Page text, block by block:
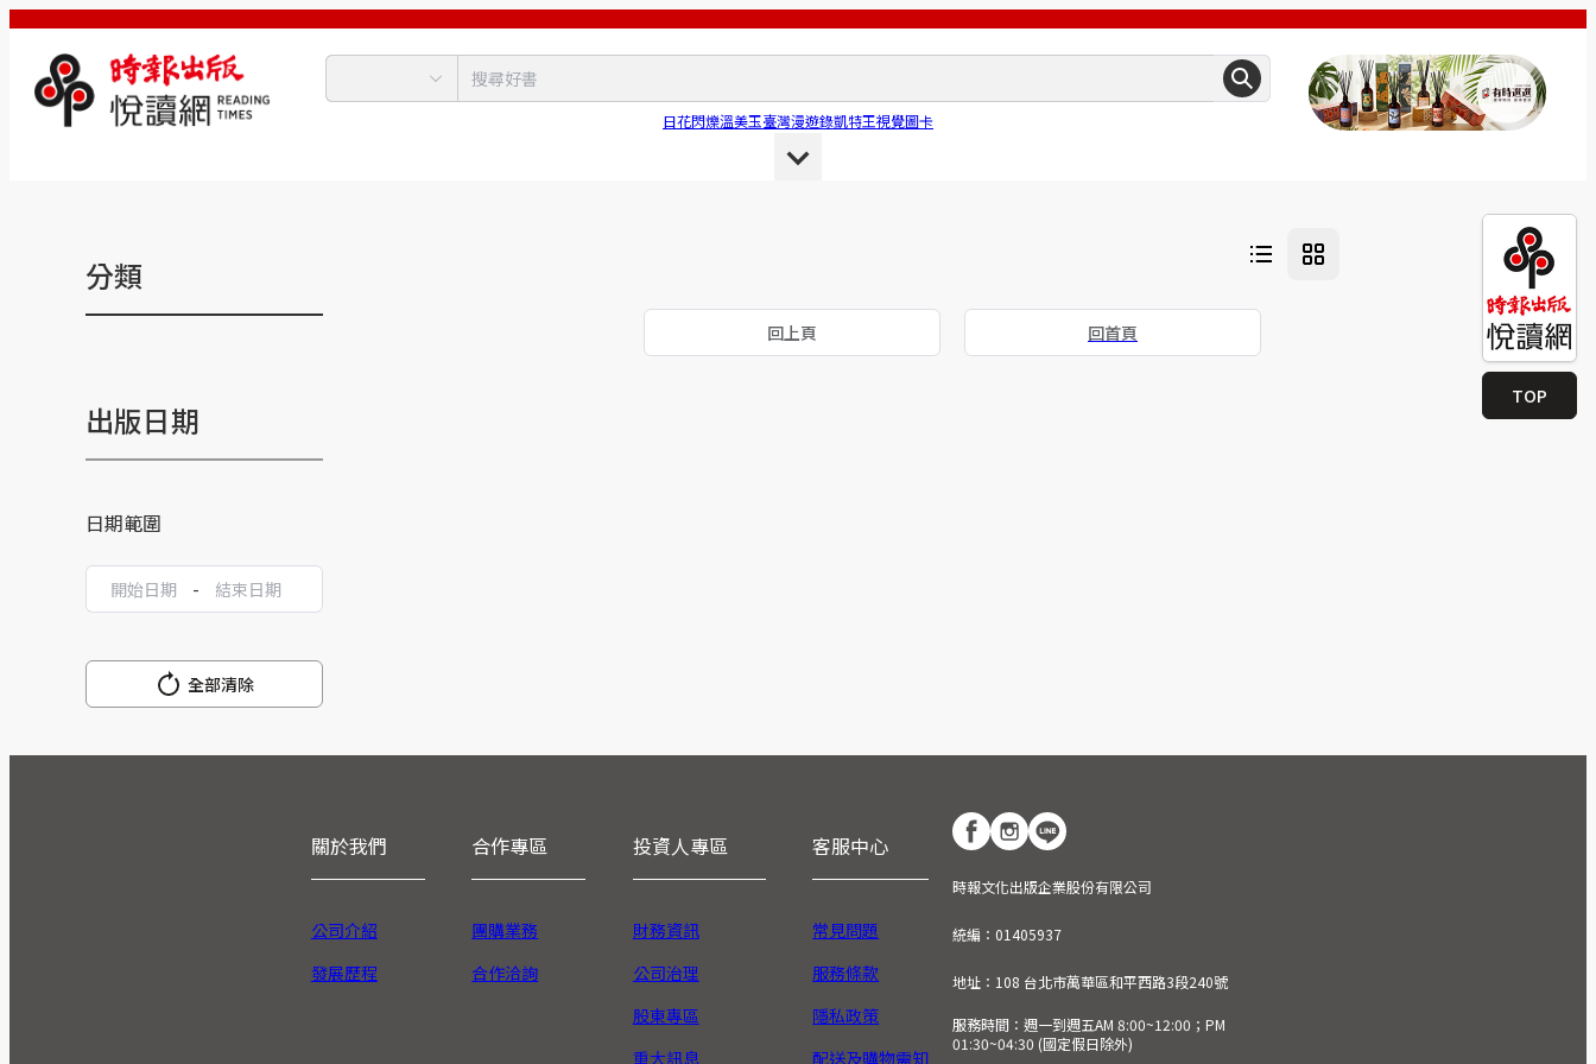
日花閃爍溫美玉臺灣漫遊錄凱特王視覺圖卡
TOP
分類
出版日期
日期範圍
-
全部清除
回上頁 回首頁
關於我們
公司介紹
發展歷程
合作專區
團購業務
合作洽詢
投資人專區
財務資訊
公司治理
股東專區
重大訊息
客服中心
常見問題
服務條款
隱私政策
配送及購物需知
時報文化出版企業股份有限公司
統編：01405937
地址：108 台北市萬華區和平西路3段240號
服務時間：週一到週五AM 8:00~12:00；PM
01:30~04:30 (國定假日除外)